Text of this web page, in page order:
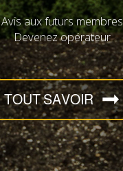
Avis aux futurs membres
Devenez opérateur
TOUT SAVOIR